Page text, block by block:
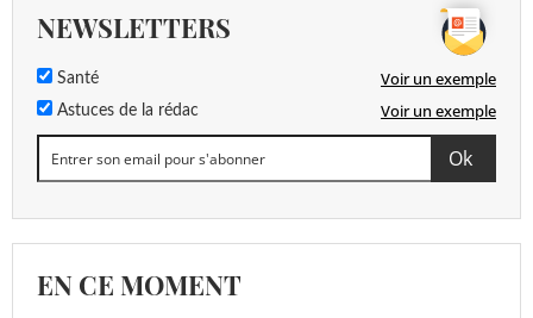
NEWSLETTERS
Santé Voir un exemple
Astuces de la rédac Voir un exemple
EN CE MOMENT